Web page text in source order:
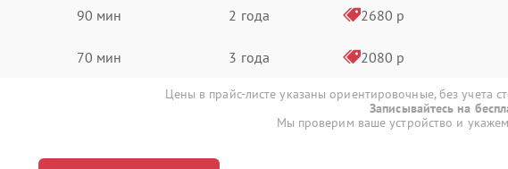
90 мин 2 года 2680 р
70 мин 3 года 2080 р
Цены в прайс-листе указаны ориентировочные, без учета
Записывайтесь на
Мы проверим ваше устройство и